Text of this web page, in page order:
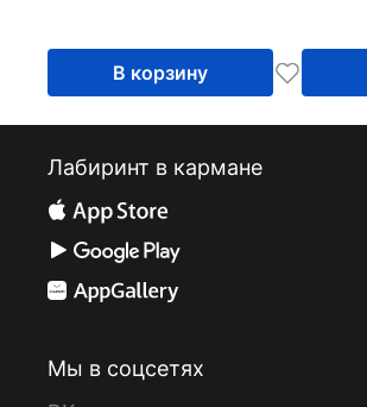
В корзину
Лабиринт в кармане
Мы в соцсетях